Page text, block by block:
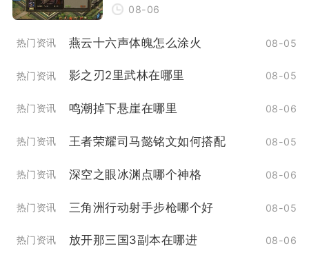
道，商会等级越高，解锁的商人类型、每
08-06
热门资讯 燕云十六声体魄怎么涂火 08-05
热门资讯 影之刃2里武林在哪里 08-05
热门资讯 鸣潮掉下悬崖在哪里 08-06
热门资讯 王者荣耀司马懿铭文如何搭配 08-05
热门资讯 深空之眼冰渊点哪个神格 08-06
热门资讯 三角洲行动射手步枪哪个好 08-05
热门资讯 放开那三国3副本在哪进 08-06